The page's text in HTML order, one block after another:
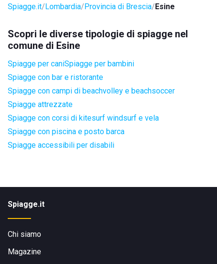
Spiagge.it Lombardia Provincia di Brescia Esine
Scopri le diverse tipologie di spiagge nel
comune di Esine
Spiagge per caniSpiagge per bambini
Spiagge con bar e ristorante
Spiagge con campi di beachvolley e beachsoccer
Spiagge attrezzate
Spiagge con corsi di kitesurf windsurf e vela
Spiagge con piscina e posto barca
Spiagge accessibili per disabili
Spiagge.it
Chi siamo
Magazine